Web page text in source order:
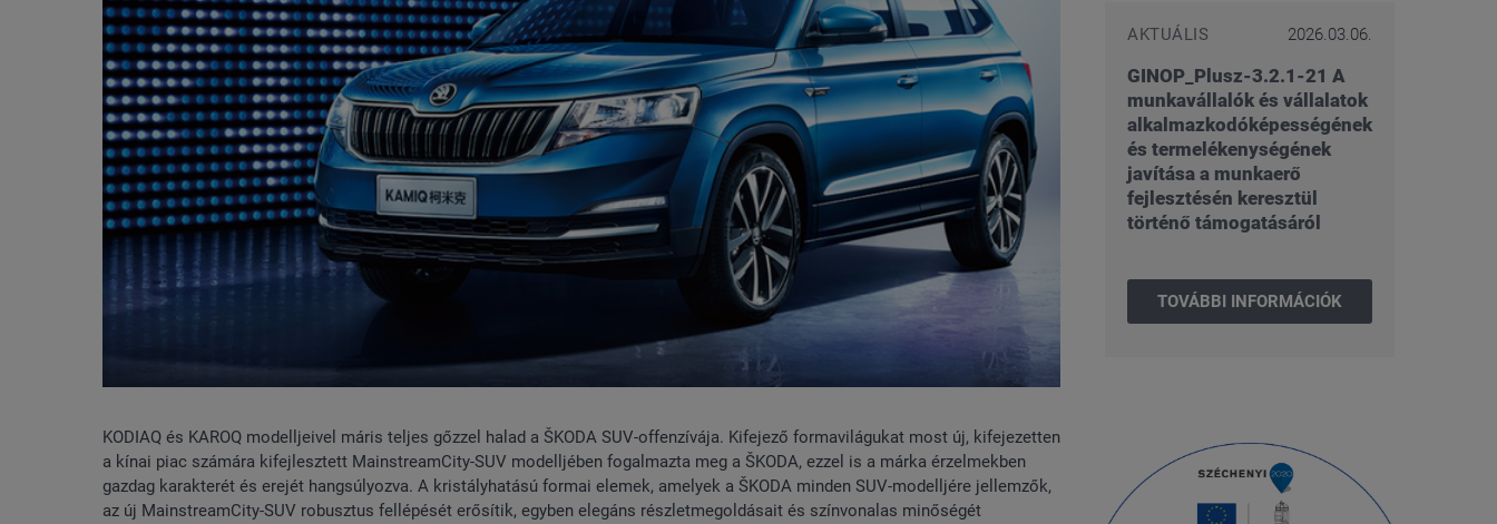
KODIAQ és KAROQ modelljeivel máris teljes gőzzel halad a ŠKODA SUV-offenzívája. Kifejező formavilágukat most új, kifejezetten
a kínai piac számára kifejlesztett MainstreamCity-SUV modelljében fogalmazta meg a ŠKODA, ezzel is a márka érzelmekben
gazdag karakterét és erejét hangsúlyozva. A kristályhatású formai elemek, amelyek a ŠKODA minden SUV-modelljére jellemzők,
az új MainstreamCity-SUV robusztus fellépését erősítik, egyben elegáns részletmegoldásait és színvonalas minőségét
AKTUÁLIS 2026.03.06.
GINOP_Plusz-3.2.1-21 A
munkavállalók és vállalatok
alkalmazkodóképességének
és termelékenységének
javítása a munkaerő
fejlesztésén keresztül
történő támogatásáról
TOVÁBBI INFORMÁCIÓK